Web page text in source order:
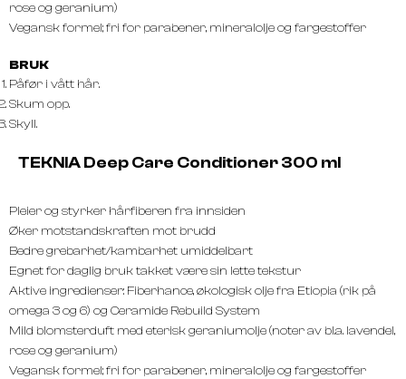
rose og geranium)
Vegansk formel; fri for parabener, mineralolje og fargestoffer
BRUK
Påfør i vått hår.
Skum opp.
Skyll.
TEKNIA Deep Care Conditioner 300 ml
Pleier og styrker hårfiberen fra innsiden
Øker motstandskraften mot brudd
Bedre grebarhet/kambarhet umiddelbart
Egnet for daglig bruk takket være sin lette tekstur
Aktive ingredienser: Fiberhance, økologisk olje fra Etiopia (rik på
omega 3 og 6) og Ceramide Rebuild System
Mild blomsterduft med eterisk geraniumolje (noter av bl.a. lavendel,
rose og geranium)
Vegansk formel; fri for parabener, mineralolje og fargestoffer